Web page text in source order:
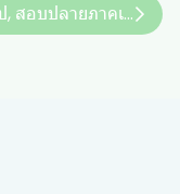
มพัฒนาผู้เรียน